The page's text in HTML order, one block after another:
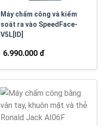
Máy chấm công và kiểm
soát ra vào SpeedFace-
V5L[ID]
6.990.000 đ